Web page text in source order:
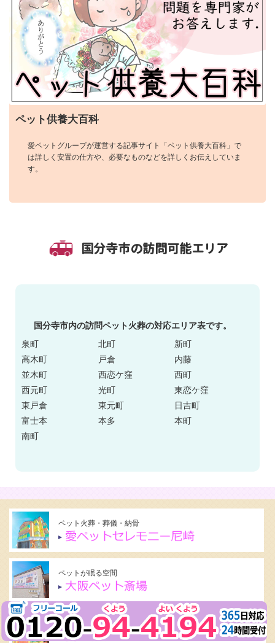
ペット供養大百科
愛ペットグループが運営する記事サイト「ペット供養大百科」で
は詳しく安置の仕方や、必要なものなどを詳しくお伝えしていま
す。
国分寺市の訪問可能エリア
国分寺市内の訪問ペット火葬の対応エリア表です。
泉町
北町
新町
高木町
戸倉
内藤
並木町
西恋ケ窪
西町
西元町
光町
東恋ケ窪
東戸倉
東元町
日吉町
富士本
本多
本町
南町
ペット火葬・葬儀・納骨
ペットが眠る空間
ペットが眠る空間